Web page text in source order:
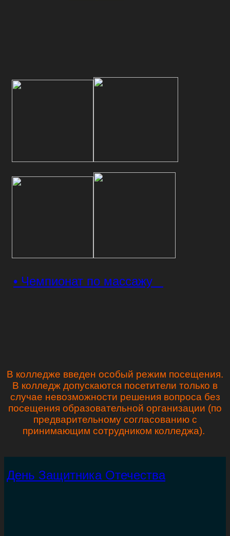
• Чемпионат по массажу
В колледже введен особый режим посещения.
В колледж допускаются посетители только в
случае невозможности решения вопроса без
посещения образовательной организации (по
предварительному согласованию с
принимающим сотрудником колледжа).
День Защитника Отечества